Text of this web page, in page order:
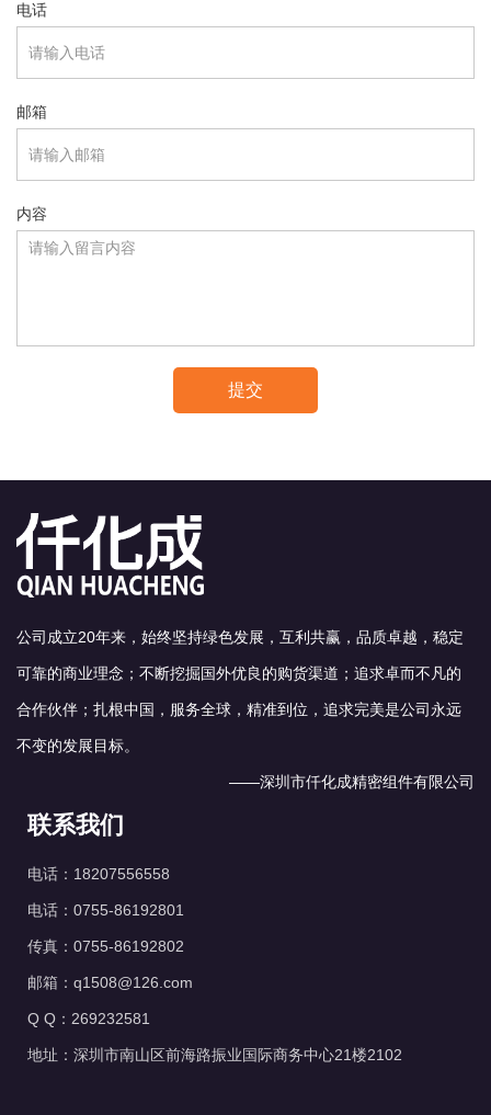
电话
邮箱
内容
提交
公司成立20年来，始终坚持绿色发展，互利共赢，品质卓越，稳定
可靠的商业理念；不断挖掘国外优良的购货渠道；追求卓而不凡的
合作伙伴；扎根中国，服务全球，精准到位，追求完美是公司永远
不变的发展目标。
——深圳市仟化成精密组件有限公司
联系我们
电话：18207556558
电话：0755-86192801
传真：0755-86192802
邮箱：q1508@126.com
Q Q：269232581
地址：深圳市南山区前海路振业国际商务中心21楼2102